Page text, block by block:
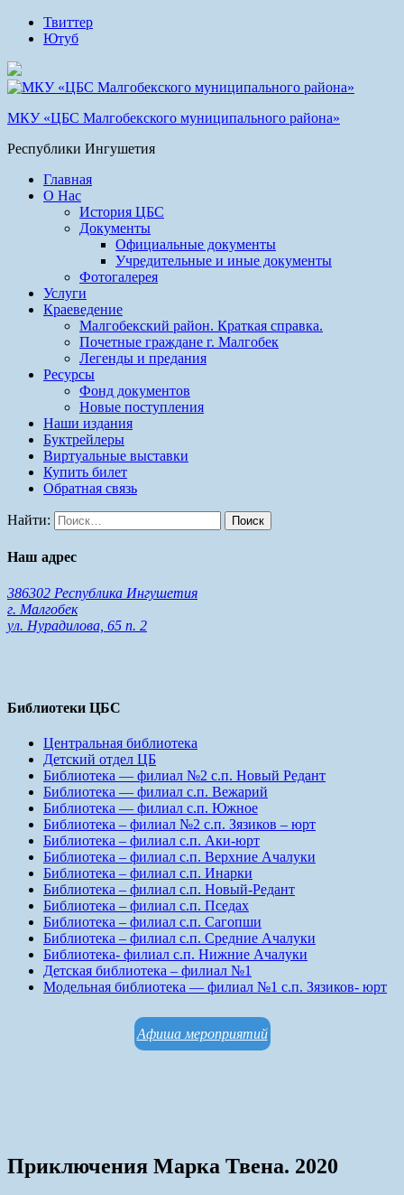
Твиттер
Ютуб
МКУ «ЦБС Малгобекского муниципального района»
Республики Ингушетия
Главная
О Нас
История ЦБС
Документы
Официальные документы
Учредительные и иные документы
Фотогалерея
Услуги
Краеведение
Малгобекский район. Краткая справка.
Почетные граждане г. Малгобек
Легенды и предания
Ресурсы
Фонд документов
Новые поступления
Наши издания
Буктрейлеры
Виртуальные выставки
Купить билет
Обратная связь
Найти:
Наш адрес
386302 Республика Ингушетия
г. Малгобек
ул. Нурадилова, 65 п. 2
Библиотеки ЦБС
Центральная библиотека
Детский отдел ЦБ
Библиотека — филиал №2 с.п. Новый Редант
Библиотека — филиал с.п. Вежарий
Библиотека — филиал с.п. Южное
Библиотека – филиал №2 с.п. Зязиков – юрт
Библиотека – филиал с.п. Аки-юрт
Библиотека – филиал с.п. Верхние Ачалуки
Библиотека – филиал с.п. Инарки
Библиотека – филиал с.п. Новый-Редант
Библиотека – филиал с.п. Пседах
Библиотека – филиал с.п. Сагопши
Библиотека – филиал с.п. Средние Ачалуки
Библиотека- филиал с.п. Нижние Ачалуки
Детская библиотека – филиал №1
Модельная библиотека — филиал №1 с.п. Зязиков- юрт
Афиша мероприятий
Приключения Марка Твена. 2020